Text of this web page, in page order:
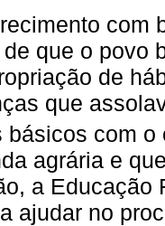
com
que o povo
de
que
básicos com o
agrária e
a
ajudar no